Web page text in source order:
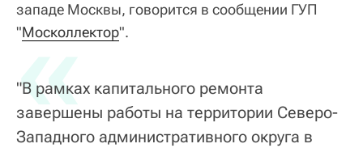
западе Москвы, говорится в сообщении ГУП
"Москоллектор".
«
"В рамках капитального ремонта
завершены работы на территории Северо-
Западного административного округа в